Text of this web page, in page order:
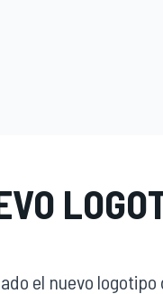
el nuevo